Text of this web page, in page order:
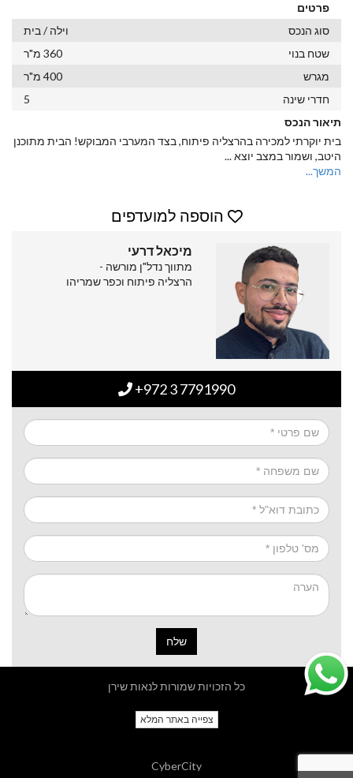
פרטים
סוג הנכס
וילה / בית
שטח בנוי
360 מ"ר
מגרש
400 מ"ר
חדרי שינה
5
תיאור הנכס
בית יוקרתי למכירה בהרצליה פיתוח, בצד המערבי המבוקש! הבית מתוכנן
היטב, ושמור במצב יוצא...
המשך...
הוספה למועדפים
מיכאל דרעי
מתווך נדל"ן מורשה -
הרצליה פיתוח וכפר שמריהו
+972 3 7791990
שלח
כל הזכויות שמורות לנאות שירן
צפייה באתר המלא
CyberCity